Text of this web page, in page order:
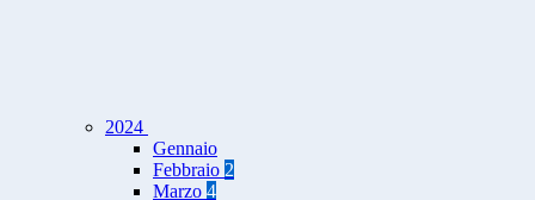
2024
Gennaio
Febbraio 2
Marzo 4